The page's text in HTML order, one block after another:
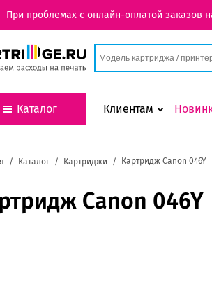
При проблемах с онлайн-оплатой заказов
Каталог Клиентам
Каталог Картриджи Картридж Canon 046Y
Canon 046Y